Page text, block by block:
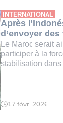
:
4
min.
INTERNATIONAL
Après
d’envoyer
Le Maroc serait
participer à la
stabilisation dans
Temps
17 févr. 2026